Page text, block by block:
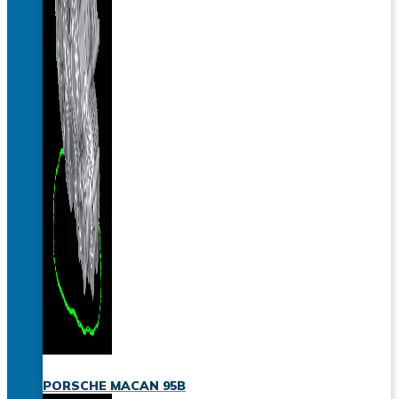
PORSCHE MACAN 95B